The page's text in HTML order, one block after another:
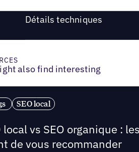
Détails techniques
also find interesting
SEO local
local vs SEO organique :
de vous recommander